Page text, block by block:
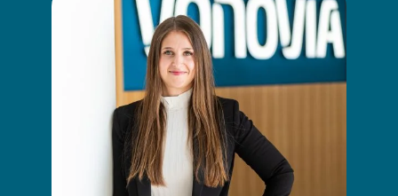
Loading...